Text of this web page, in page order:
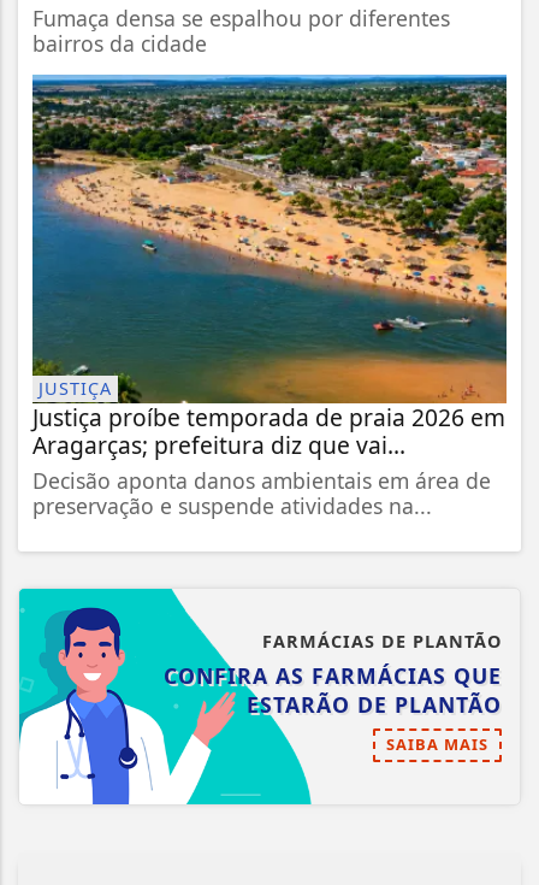
Fumaça densa se espalhou por diferentes
bairros da cidade
JUSTIÇA
Justiça proíbe temporada de praia 2026 em
Aragarças; prefeitura diz que vai...
Decisão aponta danos ambientais em área de
preservação e suspende atividades na...
FARMÁCIAS DE PLANTÃO
CONFIRA AS FARMÁCIAS QUE
ESTARÃO DE PLANTÃO
SAIBA MAIS